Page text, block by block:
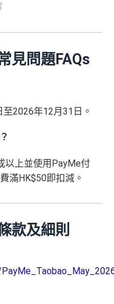
見問題FAQs
2026年12月31日。
以上並使用PayMe付
滿HK$50即扣減。
款及細則